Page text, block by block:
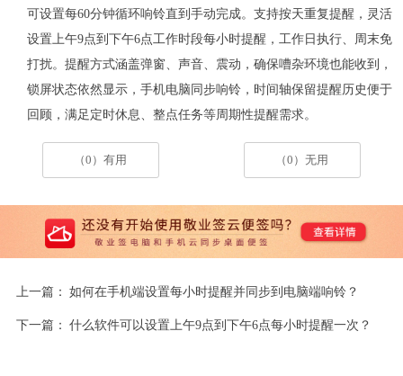
可设置每60分钟循环响铃直到手动完成。支持按天重复提醒，灵活
设置上午9点到下午6点工作时段每小时提醒，工作日执行、周末免
打扰。提醒方式涵盖弹窗、声音、震动，确保嘈杂环境也能收到，
锁屏状态依然显示，手机电脑同步响铃，时间轴保留提醒历史便于
回顾，满足定时休息、整点任务等周期性提醒需求。
（0）有用 （0）无用
上一篇： 如何在手机端设置每小时提醒并同步到电脑端响铃？
下一篇： 什么软件可以设置上午9点到下午6点每小时提醒一次？